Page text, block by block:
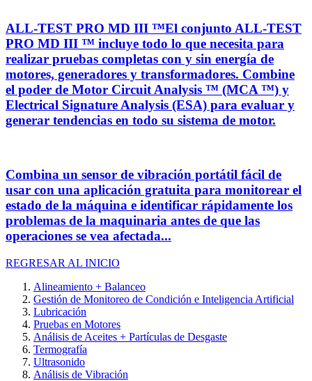
ALL-TEST PRO MD III ™El conjunto ALL-TEST
PRO MD III ™ incluye todo lo que necesita para
realizar pruebas completas con y sin energía de
motores, generadores y transformadores. Combine
el poder de Motor Circuit Analysis ™ (MCA ™) y
Electrical Signature Analysis (ESA) para evaluar y
generar tendencias en todo su sistema de motor.
Combina un sensor de vibración portátil fácil de
usar con una aplicación gratuita para monitorear el
estado de la máquina e identificar rápidamente los
problemas de la maquinaria antes de que las
operaciones se vea afectada...
REGRESAR AL INICIO
Alineamiento + Balanceo
Gestión de Monitoreo de Condición e Inteligencia Artificial
Lubricación
Pruebas en Motores
Análisis de Aceites + Partículas de Desgaste
Termografía
Ultrasonido
Análisis de Vibración